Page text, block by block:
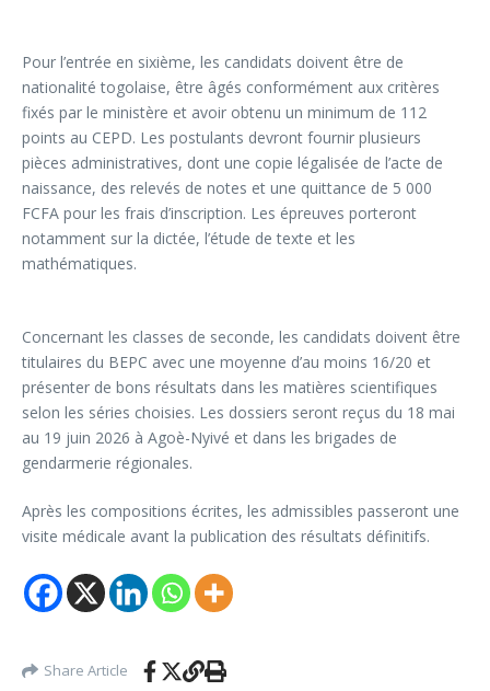
Pour l’entrée en sixième, les candidats doivent être de
nationalité togolaise, être âgés conformément aux critères
fixés par le ministère et avoir obtenu un minimum de 112
points au CEPD. Les postulants devront fournir plusieurs
pièces administratives, dont une copie légalisée de l’acte de
naissance, des relevés de notes et une quittance de 5 000
FCFA pour les frais d’inscription. Les épreuves porteront
notamment sur la dictée, l’étude de texte et les
mathématiques.
Concernant les classes de seconde, les candidats doivent être
titulaires du BEPC avec une moyenne d’au moins 16/20 et
présenter de bons résultats dans les matières scientifiques
selon les séries choisies. Les dossiers seront reçus du 18 mai
au 19 juin 2026 à Agoè-Nyivé et dans les brigades de
gendarmerie régionales.
Après les compositions écrites, les admissibles passeront une
visite médicale avant la publication des résultats définitifs.
Share Article